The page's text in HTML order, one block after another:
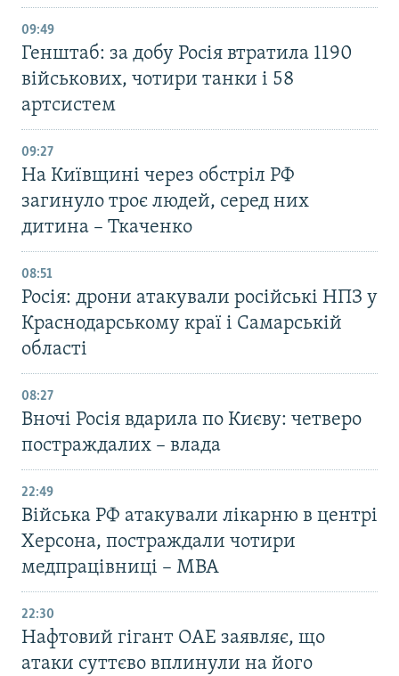
09:49
Генштаб: за добу Росія втратила 1190
військових, чотири танки і 58
артсистем
09:27
На Київщині через обстріл РФ
загинуло троє людей, серед них
дитина – Ткаченко
08:51
Росія: дрони атакували російські НПЗ у
Краснодарському краї і Самарській
області
08:27
Вночі Росія вдарила по Києву: четверо
постраждалих – влада
22:49
Війська РФ атакували лікарню в центрі
Херсона, постраждали чотири
медпрацівниці – МВА
22:30
Нафтовий гігант ОАЕ заявляє, що
атаки суттєво вплинули на його